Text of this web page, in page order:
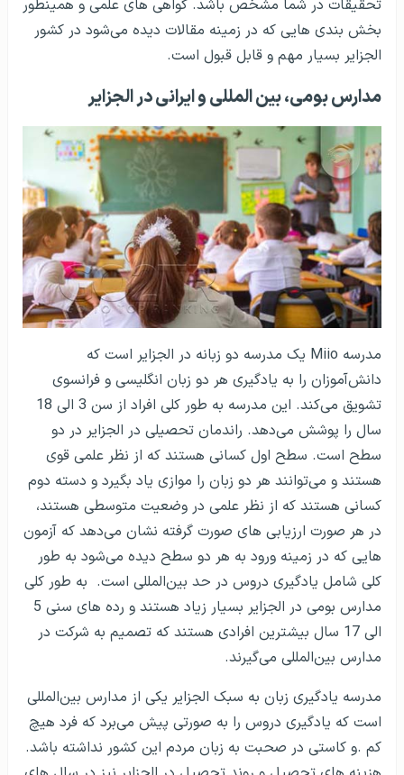
5- روش پژوهش کردن را یاد بگیرید و سعی کنید فضای
تحقیق مشخصی را دنبال کنید
به طور کلی در صورتی که افراد دارای مقالات بین‌المللی باشند،
شرایط استفاده از بورسیه تحصیلی بسیار آسان‌تر می‌شود،
مقالات علمی به شکلی هستند که چکیده از فعالیت های شما
را نمایش می‌دهند و این روند تحصیلی سبب می‌شود که رشد
تحقیقات در شما مشخص باشد. گواهی های علمی و همینطور
بخش بندی هایی که در زمینه مقالات دیده می‌شود در کشور
الجزایر بسیار مهم و قابل قبول است.
مدارس بومی، بین المللی و ایرانی در الجزایر
مدرسه Miio یک مدرسه دو زبانه در الجزایر است که
دانش‌آموزان را به یادگیری هر دو زبان انگلیسی و فرانسوی
تشویق می‌کند. این مدرسه به طور کلی افراد از سن 3 الی 18
سال را پوشش می‌دهد. راندمان تحصیلی در الجزایر در دو
سطح است. سطح اول کسانی هستند که از نظر علمی قوی
هستند و می‌توانند هر دو زبان را موازی یاد بگیرد و دسته دوم
کسانی هستند که از نظر علمی در وضعیت متوسطی هستند،
در هر صورت ارزیابی های صورت گرفته نشان می‌دهد که آزمون
هایی که در زمینه ورود به هر دو سطح دیده می‌شود به طور
کلی شامل یادگیری دروس در حد بین‌‌المللی است. به طور کلی